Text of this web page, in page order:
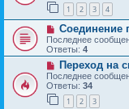
1 2 3 4
Соединение
Последнее
Ответы: 4
Переход на
Последнее
Ответы: 34
1 2 3